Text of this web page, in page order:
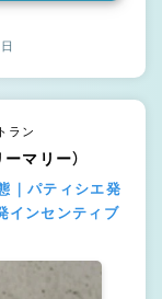
ラン
マリー）
｜パティシエ発
インセンティブ